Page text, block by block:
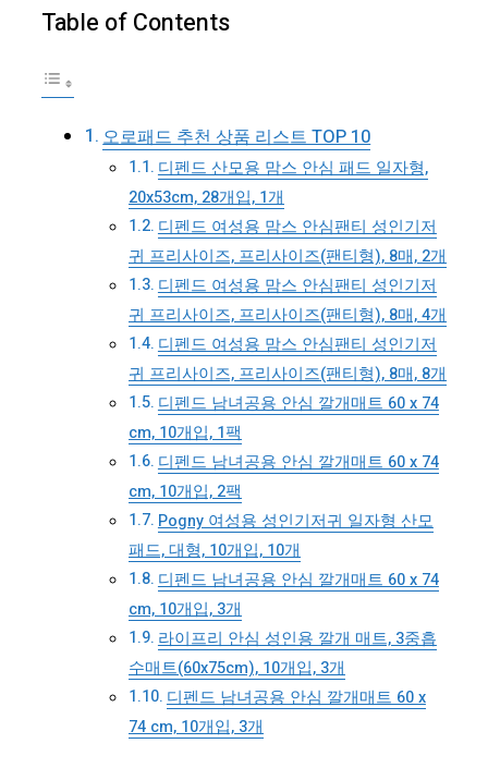
Table of Contents
오로패드 추천 상품 리스트 TOP 10
디펜드 산모용 맘스 안심 패드 일자형,
20x53cm, 28개입, 1개
디펜드 여성용 맘스 안심팬티 성인기저
귀 프리사이즈, 프리사이즈(팬티형), 8매, 2개
디펜드 여성용 맘스 안심팬티 성인기저
귀 프리사이즈, 프리사이즈(팬티형), 8매, 4개
디펜드 여성용 맘스 안심팬티 성인기저
귀 프리사이즈, 프리사이즈(팬티형), 8매, 8개
디펜드 남녀공용 안심 깔개매트 60 x 74
cm, 10개입, 1팩
디펜드 남녀공용 안심 깔개매트 60 x 74
cm, 10개입, 2팩
Pogny 여성용 성인기저귀 일자형 산모
패드, 대형, 10개입, 10개
디펜드 남녀공용 안심 깔개매트 60 x 74
cm, 10개입, 3개
라이프리 안심 성인용 깔개 매트, 3중흡
수매트(60x75cm), 10개입, 3개
디펜드 남녀공용 안심 깔개매트 60 x
74 cm, 10개입, 3개